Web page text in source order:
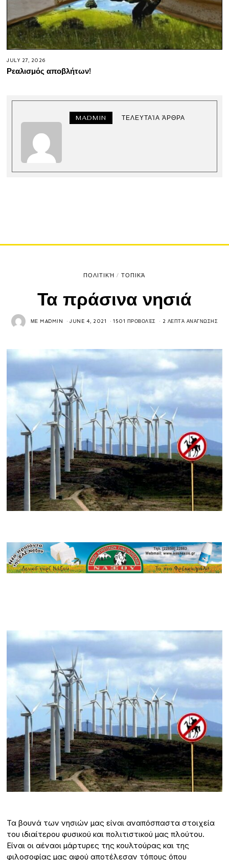
JULY 27, 2026
Ρεαλισμός αποβλήτων!
MADMIN ΤΕΛΕΥΤΑΊΑ ΆΡΘΡΑ
ΠΟΛΙΤΙΚΉ / ΤΟΠΙΚΆ
Τα πράσινα νησιά
ΜΕMADMIN JUNE 4, 2021 1501 ΠΡΟΒΟΛΈΣ 2 ΛΕΠΤΆ ΑΝΆΓΝΩΣΗΣ
Τα βουνά των νησιών μας είναι αναπόσπαστα στοιχεία
του ιδιαίτερου φυσικού και πολιτιστικού μας πλούτου.
Είναι οι αέναοι μάρτυρες της κουλτούρας και της
φιλοσοφίας μας αφού αποτέλεσαν τόπους όπου